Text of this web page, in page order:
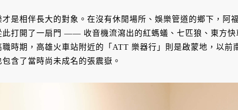
是相伴長大的對象。在沒有休閒場所、娛樂管道的鄉下，阿
此打開了一扇門 —— 收音機流瀉出的紅螞蟻、七匹狼、東方快
時期，高雄火車站附近的「ATT 樂器行」則是啟蒙地，以前
含了當時尚未成名的張震嶽。